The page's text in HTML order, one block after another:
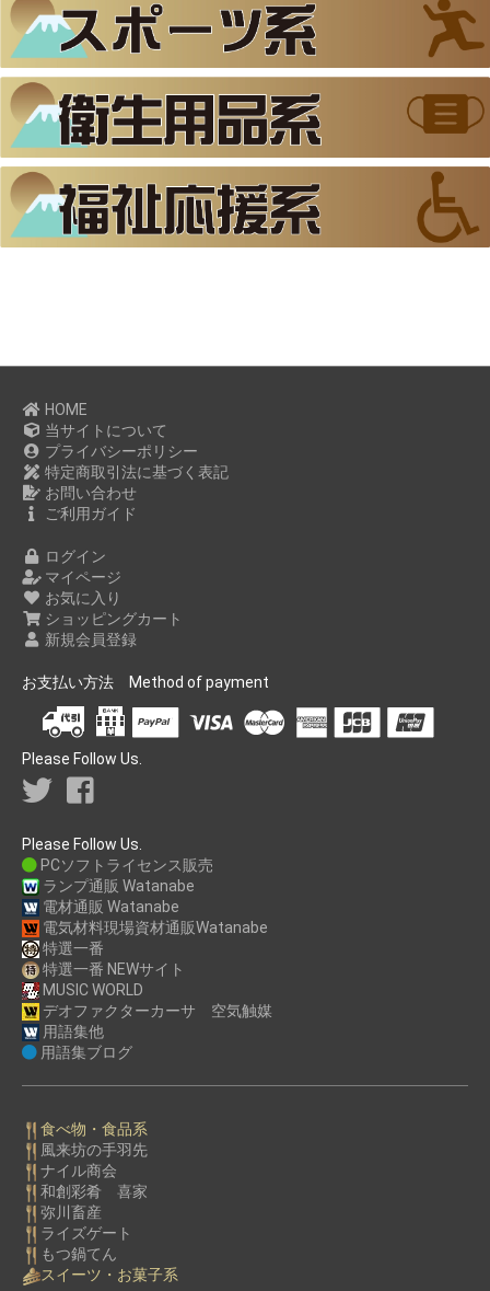
HOME
当サイトについて
プライバシーポリシー
特定商取引法に基づく表記
お問い合わせ
ご利用ガイド
ログイン
マイページ
お気に入り
ショッピングカート
新規会員登録
お支払い方法 Method of payment
Please Follow Us.
Please Follow Us.
PCソフトライセンス販売
ランプ通販 Watanabe
電材通販 Watanabe
電気材料現場資材通販Watanabe
特選一番
特選一番 NEWサイト
MUSIC WORLD
デオファクターカーサ 空気触媒
用語集他
用語集ブログ
食べ物・食品系
風来坊の手羽先
ナイル商会
和創彩肴 喜家
弥川畜産
ライズゲート
もつ鍋てん
スイーツ・お菓子系